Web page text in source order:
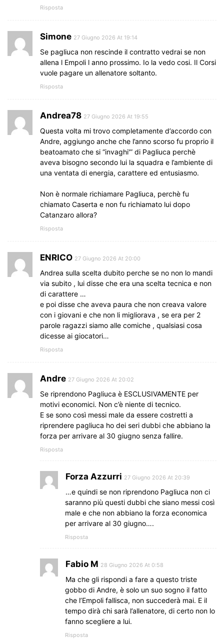
Risposta
Simone 27 Giugno 2026 At 19:14
Se pagliuca non rescinde il contratto vedrai se non
allena l Empoli l anno prossimo. Io la vedo cosi. Il Corsi
vuole pagare un allenatore soltanto.
Risposta
Andrea78 27 Giugno 2026 At 19:55
Questa volta mi trovo completamente d’accordo con
Andre, aggiungo anche che l’anno scorso fu proprio il
beatoamato che si “invaghi'” di Pagliuca perchè
aveva bisogno secondo lui la squadra e l’ambiente di
una ventata di energia, carattere ed entusiasmo.
Non è normale richiamare Pagliuca, perchè fu
chiamato Caserta e non fu richiamato lui dopo
Catanzaro allora?
Risposta
ENRICO 27 Giugno 2026 At 20:00
Andrea sulla scelta dubito perche se no non lo mandi
via subito , lui disse che era una scelta tecnica e non
di carattere …
e poi disse che aveva paura che non creava valore
con i giovani e che non li migliorava , se era per 2
parole ragazzi siamo alle comiche , qualsiasi cosa
dicesse ai giocatori…
Risposta
Andre 27 Giugno 2026 At 20:02
Se riprendono Pagliuca è ESCLUSIVAMENTE per
motivi economici. Non c’è niente di tecnico.
E se sono così messi male da essere costretti a
riprendere pagliuca ho dei seri dubbi che abbiano la
forza per arrivare al 30 giugno senza fallire.
Risposta
Forza Azzurri 27 Giugno 2026 At 20:39
…e quindi se non riprendono Pagliuca non ci
saranno più questi dubbi che siano messi così
male e che non abbiano la forza economica
per arrivare al 30 giugno….
Risposta
Fabio M 28 Giugno 2026 At 0:58
Ma che gli rispondi a fare a questo triste
gobbo di Andre, è solo un suo sogno il fatto
che l’Empoli fallisca, non succederà mai. E il
tempo dirà chi sarà l’allenatore, di certo non lo
fanno scegliere a lui.
Risposta